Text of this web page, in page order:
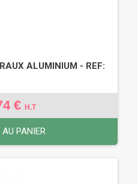
ALUMINIUM - REF:
€ H.T
PANIER